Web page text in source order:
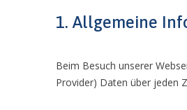
1. Allgemeine
Beim Besuch unserer
Provider) Daten über jeden